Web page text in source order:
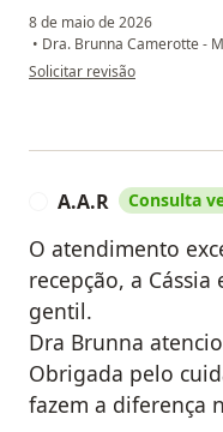
8 de maio de 2026
• Dra. Brunna Camerotte -
na opinião do utilizador
Solicitar revisão
A.A.R Consulta
O atendimento
recepção, a
gentil.
Dra Brunna
Obrigada pelo
fazem a diferença